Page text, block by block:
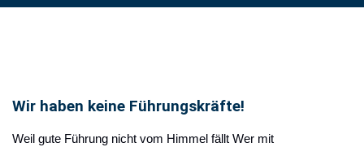
Wir haben keine Führungskräfte!
Weil gute Führung nicht vom Himmel fällt Wer mit